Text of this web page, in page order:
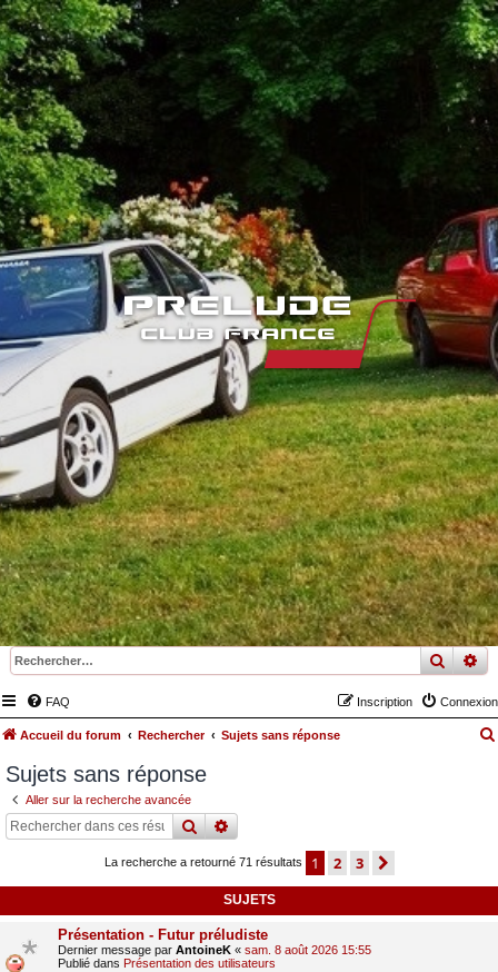
FAQ Connexion
Inscription
Accueil du forum Rechercher Sujets sans réponse
Sujets sans réponse
Aller sur la recherche avancée
rechercher
recherche
La recherche a retourné 71 résultats 1 2 3
SUJETS
Présentation - Futur préludiste
Dernier message par AntoineK « sam. 8 août 2026 15:55
Publié dans Présentation des utilisateurs